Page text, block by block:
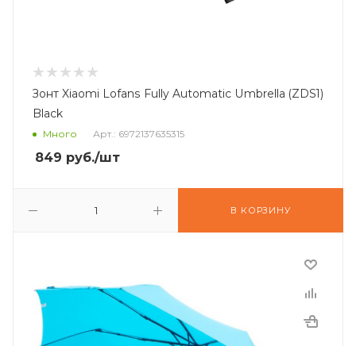
Зонт Xiaomi Lofans Fully Automatic Umbrella (ZDS1)
Black
Много Арт.: 6972137635315
849 руб./шт
В КОРЗИНУ